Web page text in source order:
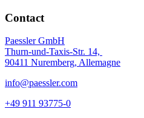
Contact
Paessler GmbH
Thurn-und-Taxis-Str. 14,
90411 Nuremberg, Allemagne
info@paessler.com
+49 911 93775-0